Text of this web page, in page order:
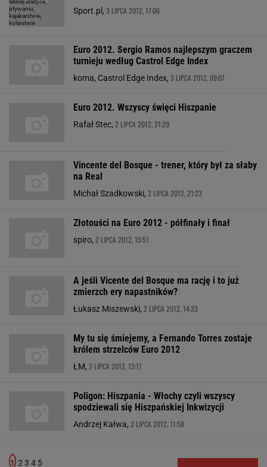
Sport.pl, 3 LIPCA 2012, 17:06
turnieju według Castrol Edge Index
koma, Castrol Edge Index,3 LIPCA 2012, 09:07
Rafał Stec, 2 LIPCA 2012, 21:29
na Real
Michał Szadkowski,
spiro,2 LIPCA 2012, 15:51
zmierzch ery napastników?
Łukasz Miszewski,2 LIPCA 2012, 14:33
królem strzelców Euro 2012
ŁM,2 LIPCA 2012, 13:17
spodziewali się Hiszpańskiej Inkwizycji
Andrzej Kałwa,2 LIPCA 2012, 11:58
1
NASTĘPNA